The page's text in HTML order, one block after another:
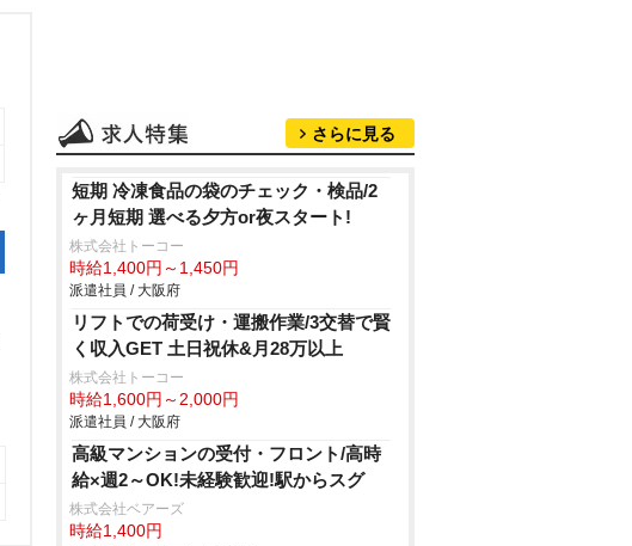
さらに見る
短期 冷凍食品の袋のチェック・検品/2
ヶ月短期 選べる夕方or夜スタート!
株式会社トーコー
時給1,400円～1,450円
派遣社員 / 大阪府
リフトでの荷受け・運搬作業/3交替で賢
く収入GET 土日祝休&月28万以上
株式会社トーコー
時給1,600円～2,000円
派遣社員 / 大阪府
高級マンションの受付・フロント/高時
給×週2～OK!未経験歓迎!駅からスグ
株式会社ベアーズ
時給1,400円